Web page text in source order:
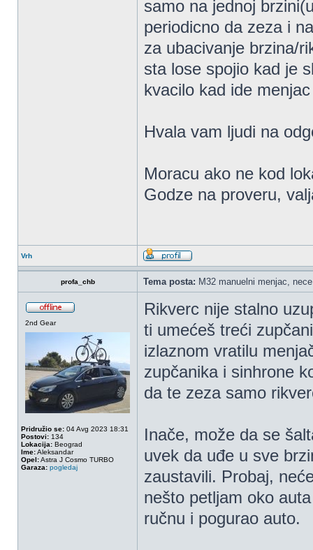
samo na jednoj
periodicno da zeza i
za ubacivanje brzina/
sta lose spojio kad je
kvacilo kad ide
Hvala vam ljudi na
Moracu ako ne kod
Godze na proveru,
Vrh
profa_chb Tema posta: M32 manuelni menjac,
2nd Gear
Pridružio se: 04 Avg 2023 18:31
Postovi: 134
Lokacija: Beograd
Ime:Aleksandar
Opel:Astra J Cosmo TURBO
Garaza: pogledaj
Rikverc nije stalno
ti umećeš treći
izlaznom vratilu
zupčanika i sinhrone
da te zeza samo
Inače, može da se
uvek da uđe u sve
zaustavili. Probaj,
nešto petljam oko
ručnu i pogurao auto.